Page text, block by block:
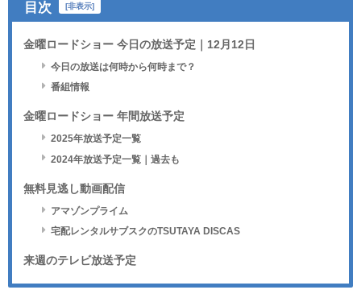
目次 [非表示]
金曜ロードショー 今日の放送予定｜12月12日
今日の放送は何時から何時まで？
番組情報
金曜ロードショー 年間放送予定
2025年放送予定一覧
2024年放送予定一覧｜過去も
無料見逃し動画配信
アマゾンプライム
宅配レンタルサブスクのTSUTAYA DISCAS
来週のテレビ放送予定